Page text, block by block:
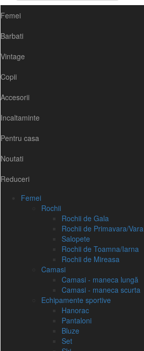
Femei
Barbati
Vintage
Copii
Accesorii
Incaltaminte
Pentru casa
Noutati
Reduceri
Femei
Rochii
Rochii de Gala
Rochii de Primavara/Vara
Salopete
Rochii de Toamna/Iarna
Rochii de Mireasa
Camasi
Camasi - maneca lungă
Camasi - maneca scurta
Echipamente sportive
Hanorac
Pantaloni
Bluze
Set